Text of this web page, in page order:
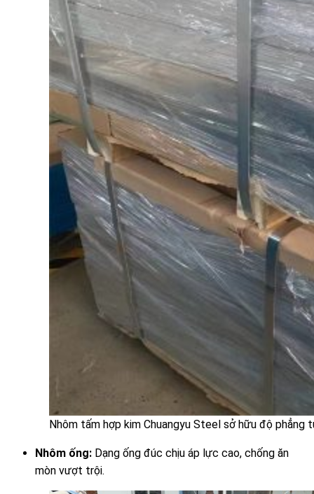
Nhôm tấm hợp kim Chuangyu Steel sở hữu độ
Nhôm ống: Dạng ống đúc chịu áp lực cao, chống ăn
mòn vượt trội.